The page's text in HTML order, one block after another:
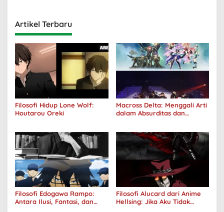
Artikel Terbaru
Filosofi Hidup Lone Wolf:
Houtarou Oreki
Macross Delta: Menggali Arti
dalam Absurditas dan
Filosofi Edogawa Rampo:
Antara Ilusi, Fantasi, dan
Filosofi Alucard dari Anime
Hellsing: Jika Aku Tidak